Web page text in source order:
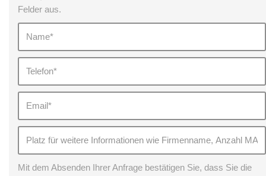
Felder aus.
Mit dem Absenden Ihrer Anfrage bestätigen Sie, dass Sie die